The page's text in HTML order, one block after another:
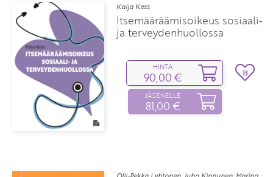
Kaija Kess
Itsemääräämisoikeus sosiaali‑
ja terveydenhuollossa
HINTA
90,00 €
JÄSENELLE
81,00 €
13